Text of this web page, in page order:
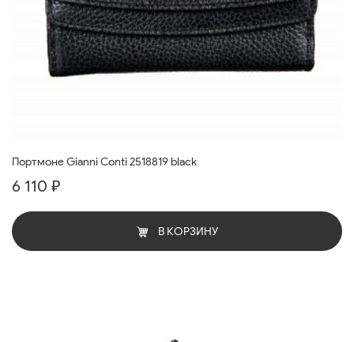
Портмоне Gianni Conti 2518819 black
6 110 ₽
В КОРЗИНУ